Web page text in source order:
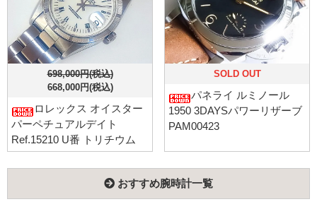
698,000円(税込)
668,000円(税込)
ロレックス オイスター
パーペチュアルデイト
Ref.15210 U番 トリチウム
SOLD OUT
パネライ ルミノール
1950 3DAYSパワーリザーブ
PAM00423
おすすめ腕時計一覧